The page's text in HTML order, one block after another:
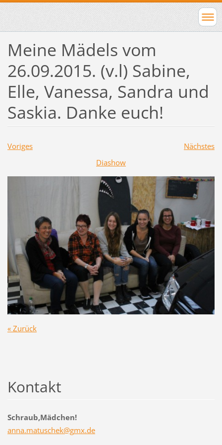
Meine Mädels vom
26.09.2015. (v.l) Sabine,
Elle, Vanessa, Sandra und
Saskia. Danke euch!
Voriges
Nächstes
Diashow
« Zurück
Kontakt
Schraub,Mädchen!
anna.matuschek@gmx.de